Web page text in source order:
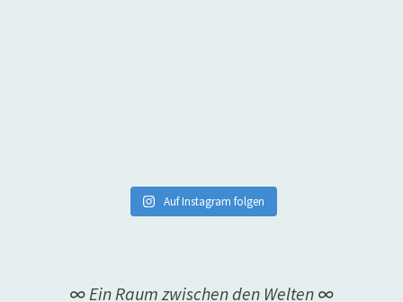
Auf Instagram folgen
∞ Ein Raum zwischen den Welten ∞